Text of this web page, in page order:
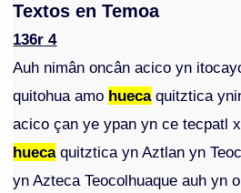
Textos en Temoa
136r 4
Auh nimân oncân acico yn
quitohua amo huecaquitztica
acico çan ye ypan yn ce tecpatl
huecaquitztica yn Aztlan yn
yn Azteca Teocolhuaque auh yn